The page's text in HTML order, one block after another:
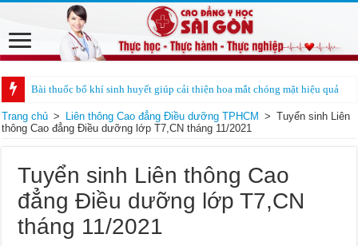
Bài thuốc bổ khí sinh huyết giúp cải thiện hoa mắt chóng mặt hiệu quả
Trang chủ > Liên thông Cao đẳng Điều dưỡng TPHCM > Tuyển sinh Liên
thông Cao đẳng Điều dưỡng lớp T7,CN tháng 11/2021
Tuyển sinh Liên thông Cao
đẳng Điều dưỡng lớp T7,CN
tháng 11/2021